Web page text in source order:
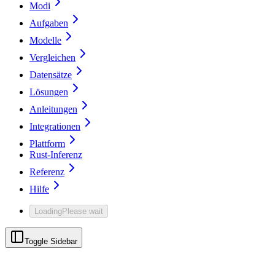
Modi
Aufgaben
Modelle
Vergleichen
Datensätze
Lösungen
Anleitungen
Integrationen
Plattform
Rust-Inferenz
Referenz
Hilfe
LoadingPlease wait
Toggle Sidebar